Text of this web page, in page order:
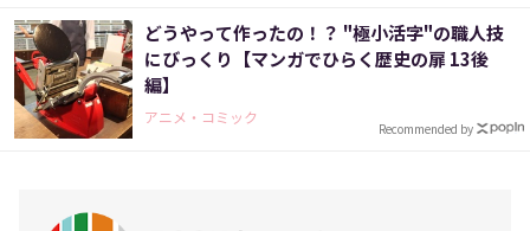
どうやって作ったの！？ "極小活字"の職人技
にびっくり【マンガでひらく歴史の扉 13後
編】
アニメ・コミック
Recommended by